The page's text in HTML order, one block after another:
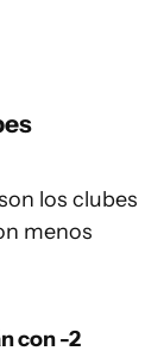
los clubes
menos
con -2